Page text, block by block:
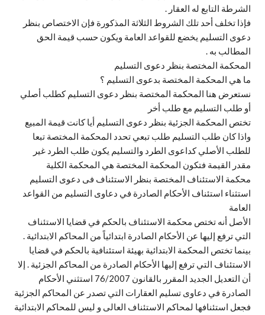
الشرطة التابع له العقار .
فإذا تخلف أحد تلك الشروط الثلاثة المذكورة فإن الاختصاص بنظر
دعوى التسليم يخضع للقواعد العامة ويكون حسب قيمة الحق
المطالب به .
المحكمة المختصة بنظر دعوى التسليم
ما هي المحكمة المختصة بدعوى التسليم ؟
نستعرض هنا المحكمة المختصة بنظر دعوى التسليم كطلب أصلي
أو طلب التسليم مع طلب أخر
تختص المحكمة الجزئية بنظر دعوى التسليم أيا كانت قيمة المبيع
واذا كان طلب التسليم طلب تبعي تحدد المحكمة المختصة تبعا
للطلب الأصلي كداعوى الطرد والتسليم يكون طلب الطرد غير
مقدر القيمة فتكون المحكمة المختصة هي المحكمة الكلية
محكمة الاستئناف المختصة بنظر الاستئناف فى دعوى التسليم
استثناء استئناف الأحكام الصادرة في دعاوى التسليم من القواعد
العامة
الأصل أنه تختص محكمة الاستئناف بالحكم في قضايا الاستئناف
التي ترفع إليها عن الأحكام الصادرة ابتدائياً من المحاكم الابتدائية .
بينما تختص المحكمة الابتدائية بهيئة استئنافية بالحكم في قضايا
الاستئناف التي ترفع إليها الأحكام الصادرة من المحاكم الجزئية . إلا
أن التعديل الجديد المقرر بالقانون 76/2007 استثني الأحكام
الصادرة في دعاوى تسليم العقارات التي تصدر عن المحاكم الجزئية
فجعل استئنافها لمحاكم الاستئناف العالى و ليس للمحاكم الابتدائية